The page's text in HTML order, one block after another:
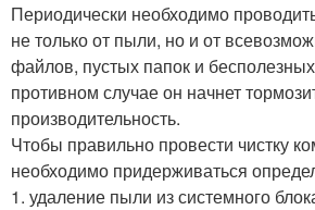
Периодически необходимо
не только от пыли, но и от
файлов, пустых папок и
противном случае он начнет
производительность.
Чтобы правильно провести чистку
необходимо придерживаться
1. удаление пыли из системного